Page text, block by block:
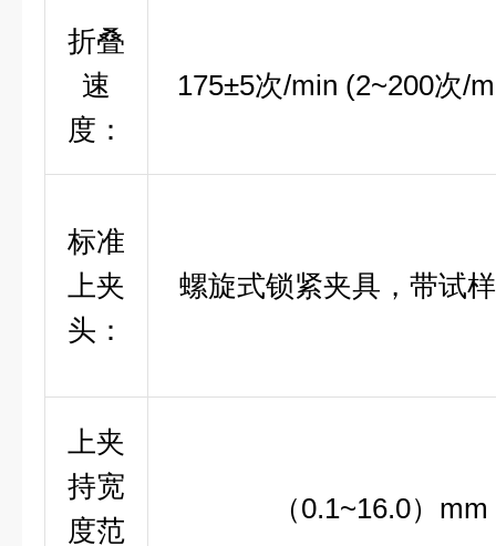
折叠
速
度：
175±5次/min (2~200次/
标准
上夹
头：
螺旋式锁紧夹具，带试
上夹
持宽
度范
（0.1~16.0）mm